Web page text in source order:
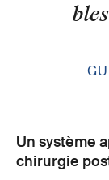
Un système
chirurgie